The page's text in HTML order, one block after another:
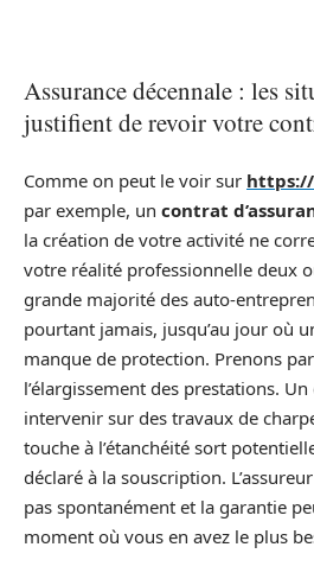
Assurance décennale : les
justifient de revoir votre
Comme on peut le voir sur
par exemple, un contrat
la création de votre activité ne
votre réalité professionnelle deux
grande majorité des auto-
pourtant jamais, jusqu’au jour où
manque de protection. Prenons
l’élargissement des prestations.
intervenir sur des travaux de
touche à l’étanchéité sort
déclaré à la souscription.
pas spontanément et la garantie
moment où vous en avez le plus